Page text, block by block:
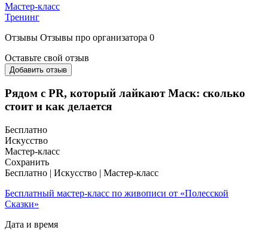
Мастер-класс
Тренинг
Отзывы Отзывы про организатора 0
Оставьте свой отзыв
Добавить отзыв
Рядом с PR, который лайкают Маск: сколько
стоит и как делается
Бесплатно
Искусство
Мастер-класс
Сохранить
Бесплатно | Искусство | Мастер-класс
Бесплатный мастер-класс по живописи от «Полесской
Сказки»
Дата и время